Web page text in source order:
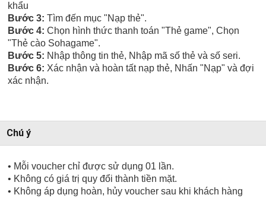
khẩu
Bước 3: Tìm đến mục "Nạp thẻ".
Bước 4: Chọn hình thức thanh toán "Thẻ game", Chọn
"Thẻ cào Sohagame".
Bước 5: Nhập thông tin thẻ, Nhập mã số thẻ và số seri.
Bước 6: Xác nhận và hoàn tất nạp thẻ, Nhấn "Nạp" và đợi
xác nhận.
Chú ý
• Mỗi voucher chỉ được sử dụng 01 lần.
• Không có giá trị quy đổi thành tiền mặt.
• Không áp dụng hoàn, hủy voucher sau khi khách hàng